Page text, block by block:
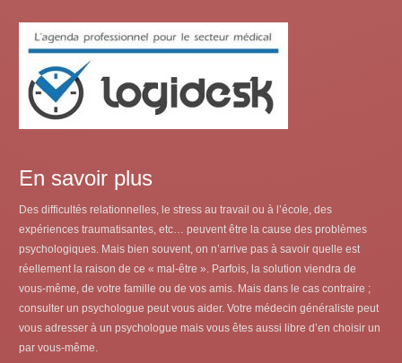
En savoir plus
Des difficultés relationnelles, le stress au travail ou à l’école, des
expériences traumatisantes, etc… peuvent être la cause des problèmes
psychologiques. Mais bien souvent, on n’arrive pas à savoir quelle est
réellement la raison de ce « mal-être ». Parfois, la solution viendra de
vous-même, de votre famille ou de vos amis. Mais dans le cas contraire ;
consulter un psychologue peut vous aider. Votre médecin généraliste peut
vous adresser à un psychologue mais vous êtes aussi libre d’en choisir un
par vous-même.